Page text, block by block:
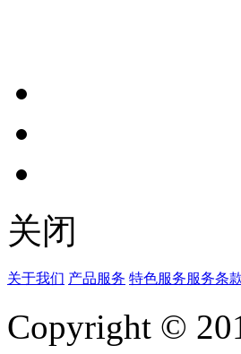
关闭
关于我们 产品服务 特色服务服务条
Copyright ©